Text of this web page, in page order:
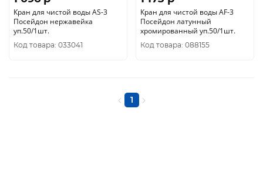
Кран для чистой воды AS-3
Посейдон нержавейка
уп.50/1шт.
Код товара: 033041
Кран для чистой воды AF-3
Посейдон латунный
хромированный уп.50/1шт.
Код товара: 088155
1